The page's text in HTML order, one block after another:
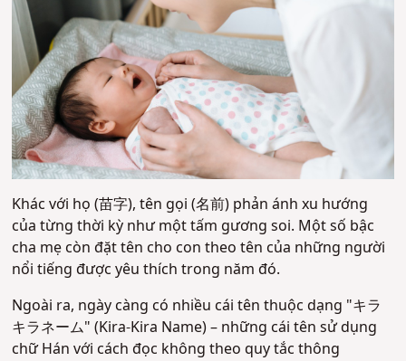
Khác với họ (苗字), tên gọi (名前) phản ánh xu hướng
của từng thời kỳ như một tấm gương soi. Một số bậc
cha mẹ còn đặt tên cho con theo tên của những người
nổi tiếng được yêu thích trong năm đó.
Ngoài ra, ngày càng có nhiều cái tên thuộc dạng "キラ
キラネーム" (Kira-Kira Name) – những cái tên sử dụng
chữ Hán với cách đọc không theo quy tắc thông